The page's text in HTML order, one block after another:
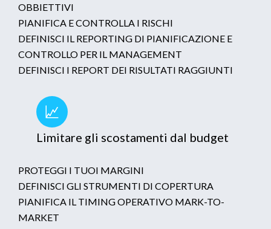
OBBIETTIVI
PIANIFICA E CONTROLLA I RISCHI
DEFINISCI IL REPORTING DI PIANIFICAZIONE E
CONTROLLO PER IL MANAGEMENT
DEFINISCI I REPORT DEI RISULTATI RAGGIUNTI
Limitare gli scostamenti dal budget
PROTEGGI I TUOI MARGINI
DEFINISCI GLI STRUMENTI DI COPERTURA
PIANIFICA IL TIMING OPERATIVO MARK-TO-
MARKET